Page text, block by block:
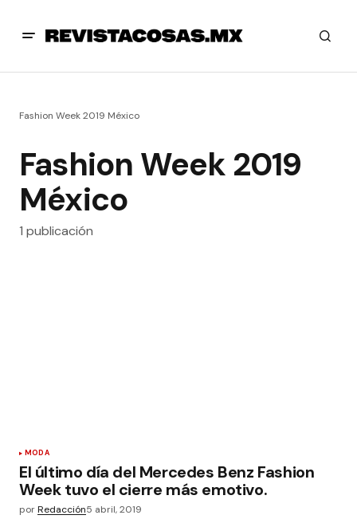
Fashion Week 2019 México
Fashion Week 2019
México
1 publicación
MODA
El último día del Mercedes Benz Fashion
Week tuvo el cierre más emotivo.
porRedacción5 abril, 2019